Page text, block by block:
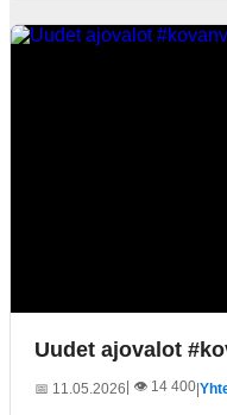
Uudet ajovalot
📅 11.05.2026 | 👁️ 14 400|